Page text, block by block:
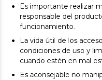
Es importante realizar
responsable del
funcionamiento.
La vida útil de los
condiciones de uso y
cuando estén en mal
Es aconsejable no